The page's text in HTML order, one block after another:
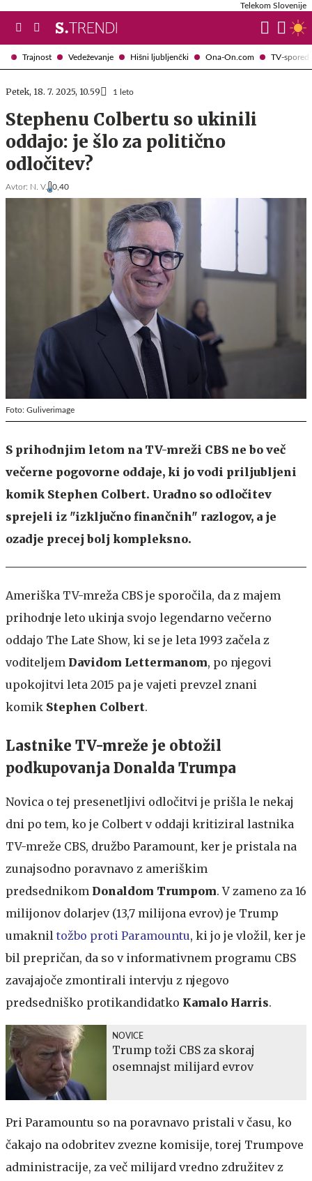
Trajnost Vedeževanje Hišni ljubljenčki Ona-On.com TV-spored
Telekom Slovenije
Petek, 18. 7. 2025, 10.59 1 leto
Stephenu Colbertu so ukinili
oddajo: je šlo za politično
odločitev?
Avtor: N. V. 0,40
Foto: Guliverimage
S prihodnjim letom na TV-mreži CBS ne bo več
večerne pogovorne oddaje, ki jo vodi priljubljeni
komik Stephen Colbert. Uradno so odločitev
sprejeli iz "izključno finančnih" razlogov, a je
ozadje precej bolj kompleksno.
Ameriška TV-mreža CBS je sporočila, da z majem
prihodnje leto ukinja svojo legendarno večerno
oddajo The Late Show, ki se je leta 1993 začela z
voditeljem Davidom Lettermanom, po njegovi
upokojitvi leta 2015 pa je vajeti prevzel znani
komik Stephen Colbert.
Lastnike TV-mreže je obtožil
podkupovanja Donalda Trumpa
Novica o tej presenetljivi odločitvi je prišla le nekaj
dni po tem, ko je Colbert v oddaji kritiziral lastnika
TV-mreže CBS, družbo Paramount, ker je pristala na
zunajsodno poravnavo z ameriškim
predsednikom Donaldom Trumpom. V zameno za 16
milijonov dolarjev (13,7 milijona evrov) je Trump
umaknil tožbo proti Paramountu, ki jo je vložil, ker je
bil prepričan, da so v informativnem programu CBS
zavajajoče zmontirali intervju z njegovo
predsedniško protikandidatko Kamalo Harris.
NOVICE
Trump toži CBS za skoraj
osemnajst milijard evrov
Pri Paramountu so na poravnavo pristali v času, ko
čakajo na odobritev zvezne komisije, torej Trumpove
administracije, za več milijard vredno združitev z